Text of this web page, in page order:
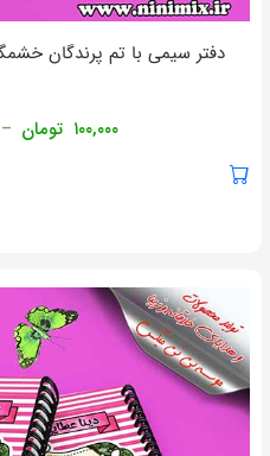
دفتر سیمی با تم پرندگان
۱۰۰,۰۰۰ تومان –